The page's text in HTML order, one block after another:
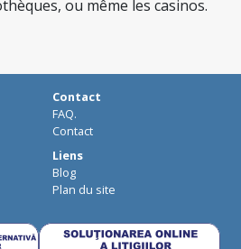
ou même les casinos.
Contact
FAQ.
Contact
Liens
Blog
Plan du site